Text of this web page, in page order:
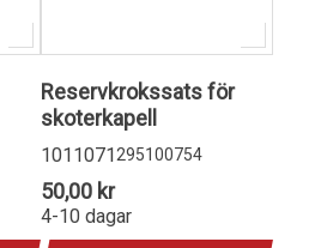
Reservkrokssats för
skoterkapell
1011071295100754
50,00 kr
4-10 dagar